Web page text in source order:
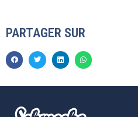
PARTAGER SUR